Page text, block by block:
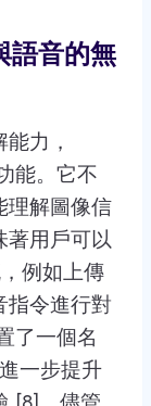
語音的無
力，
能。它不
理解圖像信
著用戶可以
例如上傳
指令進行對
了一個名
一步提升